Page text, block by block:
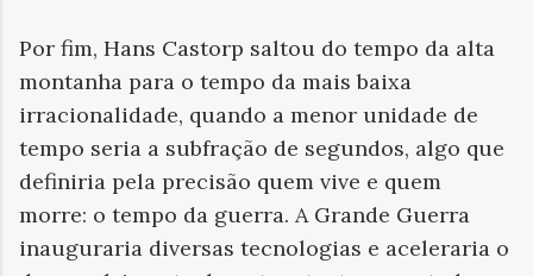
Por fim, Hans Castorp saltou do tempo da alta
montanha para o tempo da mais baixa
irracionalidade, quando a menor unidade de
tempo seria a subfração de segundos, algo que
definiria pela precisão quem vive e quem
morre: o tempo da guerra. A Grande Guerra
inauguraria diversas tecnologias e aceleraria o